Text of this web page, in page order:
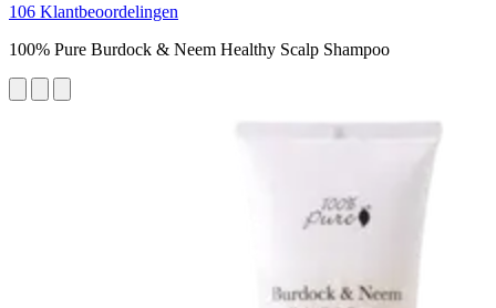
106 Klantbeoordelingen
100% Pure Burdock & Neem Healthy Scalp Shampoo